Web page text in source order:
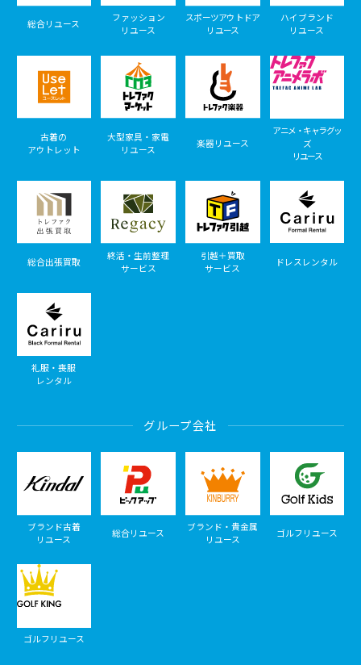
総合リユース
ファッション
リユース
スポーツアウトドア
リユース
ハイブランド
リユース
古着の
アウトレット
大型家具・家電
リユース
楽器リユース
アニメ・キャラグッ
ズ
リユース
総合出張買取
終活・生前整理
サービス
引越＋買取
サービス
ドレスレンタル
礼服・喪服
レンタル
グループ会社
ブランド古着
リユース
総合リユース
ブランド・貴金属
リユース
ゴルフリユース
ゴルフリユース